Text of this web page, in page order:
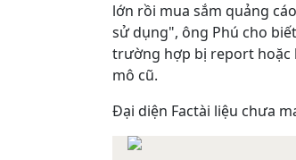
lớn rồi mua sắm quảng
sử dụng", ông Phú cho
trường hợp bị report hoặc
mô cũ.
Đại diện Factài liệu chưa